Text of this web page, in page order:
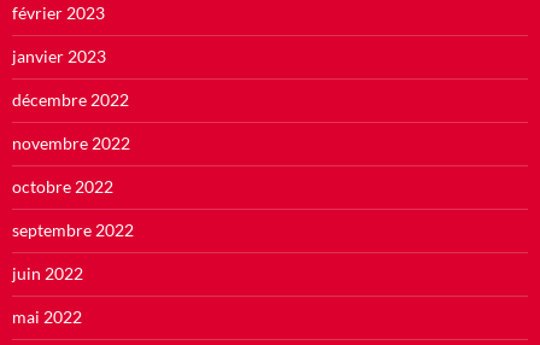
février 2023
janvier 2023
décembre 2022
novembre 2022
octobre 2022
septembre 2022
juin 2022
mai 2022